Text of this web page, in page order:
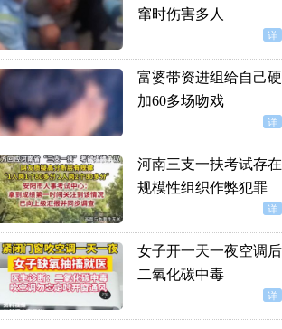
窜时伤害多人
详
富婆带资进组给自己硬
加60多场吻戏
详
河南三支一扶考试存在
规模性组织作弊犯罪
详
女子开一天一夜空调后
二氧化碳中毒
详